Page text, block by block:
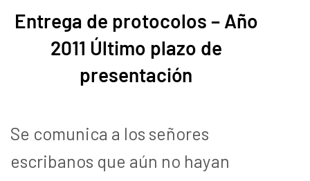
Entrega de protocolos – Año
2011 Último plazo de
presentación
Se comunica a los señores
escribanos que aún no hayan